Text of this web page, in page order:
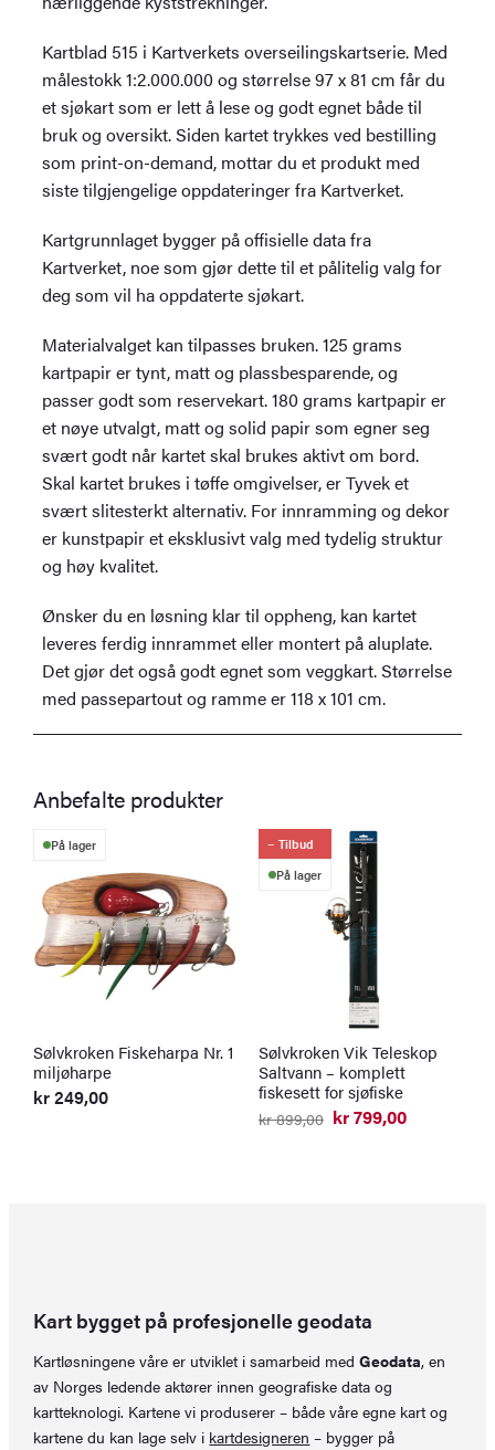
Kartblad 515 i Kartverkets overseilingskartserie. Med
målestokk 1:2.000.000 og størrelse 97 x 81 cm får du
et sjøkart som er lett å lese og godt egnet både til
bruk og oversikt. Siden kartet trykkes ved bestilling
som print-on-demand, mottar du et produkt med
siste tilgjengelige oppdateringer fra Kartverket.
Kartgrunnlaget bygger på offisielle data fra
Kartverket, noe som gjør dette til et pålitelig valg for
deg som vil ha oppdaterte sjøkart.
Materialvalget kan tilpasses bruken. 125 grams
kartpapir er tynt, matt og plassbesparende, og
passer godt som reservekart. 180 grams kartpapir er
et nøye utvalgt, matt og solid papir som egner seg
svært godt når kartet skal brukes aktivt om bord.
Skal kartet brukes i tøffe omgivelser, er Tyvek et
svært slitesterkt alternativ. For innramming og dekor
er kunstpapir et eksklusivt valg med tydelig struktur
og høy kvalitet.
Ønsker du en løsning klar til oppheng, kan kartet
leveres ferdig innrammet eller montert på aluplate.
Det gjør det også godt egnet som veggkart. Størrelse
med passepartout og ramme er 118 x 101 cm.
Anbefalte produkter
På lager
Sølvkroken Fiskeharpa Nr. 1
miljøharpe
kr249,00
Tilbud
På lager
Sølvkroken Vik Teleskop
Saltvann – komplett
fiskesett for sjøfiske
kr899,00
Opprinnelig
kr799,00
Nåværende
Kart bygget på profesjonelle geodata
Kartløsningene våre er utviklet i samarbeid medGeodata, en
av Norges ledende aktører innen geografiske data og
kartteknologi. Kartene vi produserer – både våre egne kart og
kartene du kan lage selv i kartdesigneren – bygger på